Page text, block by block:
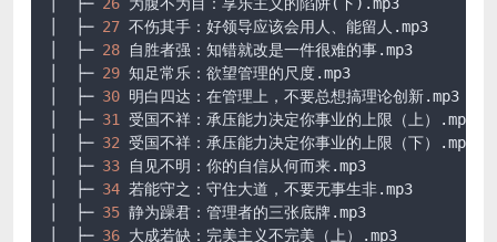
│  ├─ 27 不伤其手：好领导应该会用人、能留人 .mp3
│  ├─ 28 自胜者强：知错就改是一件很难的事.mp3
│  ├─ 29 知足常乐：欲望管理的尺度.mp3
│  ├─ 30 明白四达：在管理上，不要总想搞理论创新.mp3
│  ├─ 31 受国不祥：承压能力决定你事业的上限（上）
.mp3
│  ├─ 32 受国不祥：承压能力决定你事业的上限（下）
.mp3
│  ├─ 33 自见不明：你的自信从何而来.mp3
│  ├─ 34 若能守之：守住大道，不要无事生非.mp3
│  ├─ 35 静为躁君：管理者的三张底牌 .mp3
│  ├─ 36 大成若缺：完美主义不完美（上）
.mp3